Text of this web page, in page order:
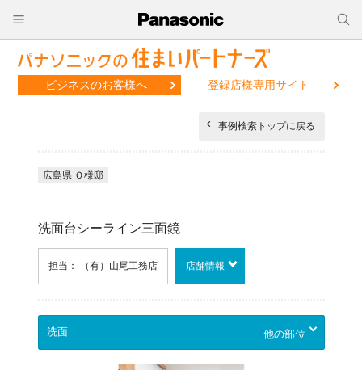
ビジネスのお客様へ 登録店様専用サイト
事例検索トップに戻る
広島県 Ｏ様邸
洗面台シーライン三面鏡
担当： （有）山尾工務店 店舗情報
他の部位